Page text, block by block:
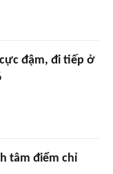
đậm, đi tiếp ở
tâm điểm chỉ